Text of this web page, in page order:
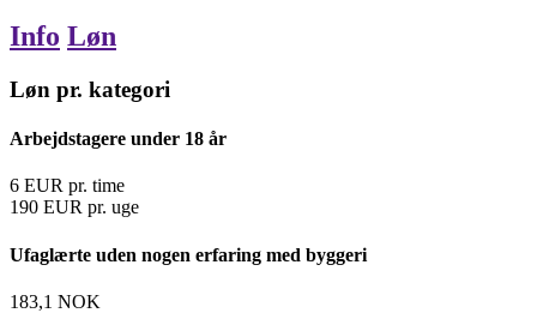
Info Løn
Løn pr. kategori
Arbejdstagere under 18 år
6 EUR pr. time
190 EUR pr. uge
Ufaglærte uden nogen erfaring med byggeri
183,1 NOK